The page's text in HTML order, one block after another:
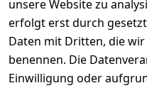
unsere Website zu
erfolgt erst durch
Daten mit Dritten, die
benennen. Die
Einwilligung oder